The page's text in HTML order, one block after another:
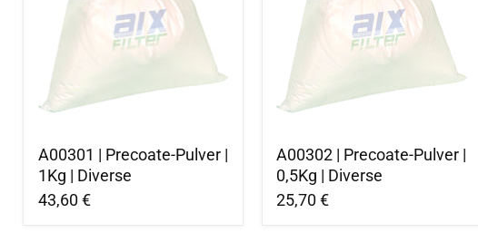
A00301 | Precoate-Pulver |
1Kg | Diverse
43,60 €
A00302 | Precoate-Pulver |
0,5Kg | Diverse
25,70 €